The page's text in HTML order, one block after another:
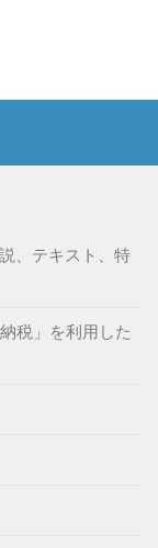
、テキスト、特
税」を利用した